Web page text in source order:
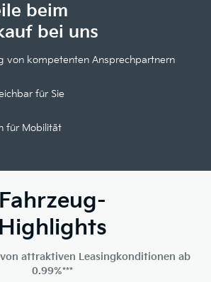
beim
bei uns
von kompetenten Ansprechpartnern
für Sie
für Mobilität
Fahrzeug-
Highlights
attraktiven Leasingkonditionen ab
0.99%***